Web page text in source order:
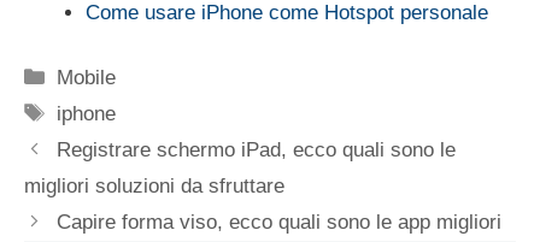
Come usare iPhone come Hotspot personale
Categorie
Mobile
Tag
iphone
Registrare schermo iPad, ecco quali sono le
migliori soluzioni da sfruttare
Capire forma viso, ecco quali sono le app migliori